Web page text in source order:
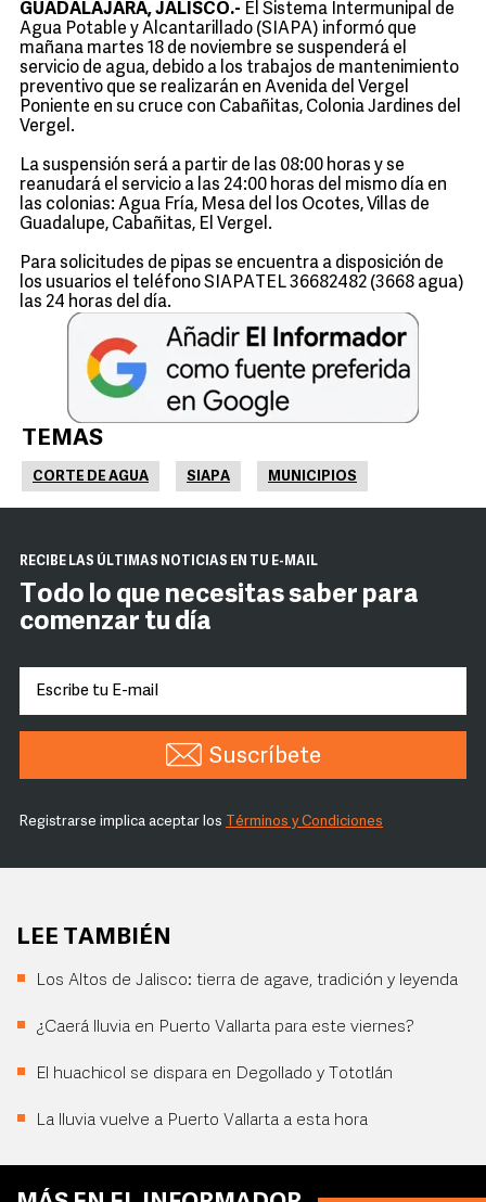
GUADALAJARA, JALISCO.- El Sistema Intermunipal de
Agua Potable y Alcantarillado (SIAPA) informó que
mañana martes 18 de noviembre se suspenderá el
servicio de agua, debido a los trabajos de mantenimiento
preventivo que se realizarán en Avenida del Vergel
Poniente en su cruce con Cabañitas, Colonia Jardines del
Vergel.
La suspensión será a partir de las 08:00 horas y se
reanudará el servicio a las 24:00 horas del mismo día en
las colonias: Agua Fría, Mesa del los Ocotes, Villas de
Guadalupe, Cabañitas, El Vergel.
Para solicitudes de pipas se encuentra a disposición de
los usuarios el teléfono SIAPATEL 36682482 (3668 agua)
las 24 horas del día.
TEMAS
CORTE DE AGUA SIAPA MUNICIPIOS
RECIBE LAS ÚLTIMAS NOTICIAS EN TU E-MAIL
Todo lo que necesitas saber para
comenzar tu día
Suscríbete
Registrarse implica aceptar los Términos y Condiciones
LEE TAMBIÉN
Los Altos de Jalisco: tierra de agave, tradición y leyenda
¿Caerá lluvia en Puerto Vallarta para este viernes?
El huachicol se dispara en Degollado y Tototlán
La lluvia vuelve a Puerto Vallarta a esta hora